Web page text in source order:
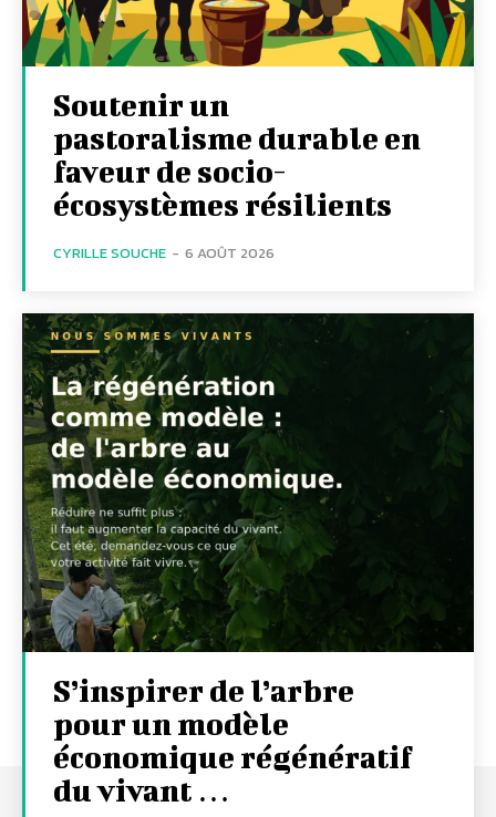
Soutenir un
pastoralisme durable en
faveur de socio-
écosystèmes résilients
CYRILLE SOUCHE - 6 AOÛT 2026
S’inspirer de l’arbre
pour un modèle
économique régénératif
du vivant …